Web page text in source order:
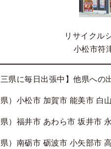
リサイクル
小松市符
三県に毎日出張中】他県への
県）小松市 加賀市 能美市 白
県）福井市 あわら市 坂井市
県）南砺市 砺波市 小矢部市